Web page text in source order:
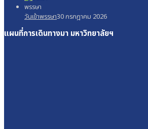
วันเข้าพรรษา30 กรกฎาคม 2026
แผนที่การเดินทางมา มหาวิทยาลัยฯ